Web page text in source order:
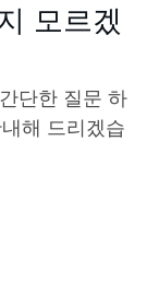
모르겠
단한 질문 하
해 드리겠습